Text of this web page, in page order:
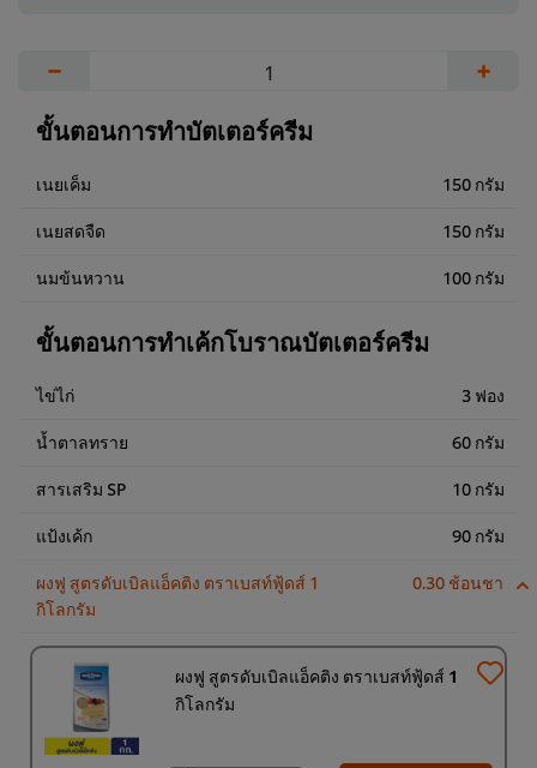
− +
ขั้นตอนการทำบัตเตอร์ครีม
เนยเค็ม 150 กรัม
เนยสดจืด 150 กรัม
นมข้นหวาน 100 กรัม
ขั้นตอนการทำเค้กโบราณบัตเตอร์ครีม
ไข่ไก่ 3 ฟอง
น้ำตาลทราย 60 กรัม
สารเสริม SP 10 กรัม
แป้งเค้ก 90 กรัม
ผงฟู สูตรดับเบิลแอ็คติง ตราเบสท์ฟู้ดส์ 1
กิโลกรัม
0.30 ช้อนชา
ผงฟู สูตรดับเบิลแอ็คติง ตราเบสท์ฟู้ดส์ 1
กิโลกรัม